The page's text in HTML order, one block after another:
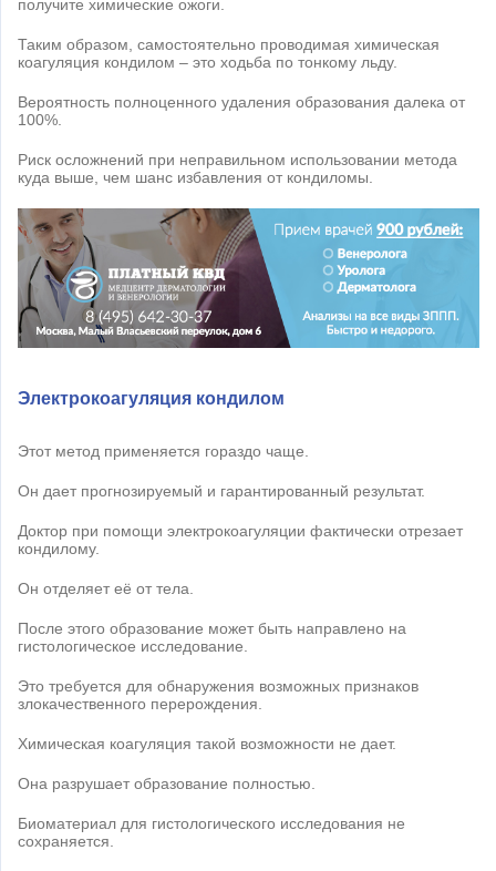
получите химические ожоги.
Таким образом, самостоятельно проводимая химическая
коагуляция кондилом – это ходьба по тонкому льду.
Вероятность полноценного удаления образования далека от
100%.
Риск осложнений при неправильном использовании метода
куда выше, чем шанс избавления от кондиломы.
Электрокоагуляция кондилом
Этот метод применяется гораздо чаще.
Он дает прогнозируемый и гарантированный результат.
Доктор при помощи электрокоагуляции фактически отрезает
кондилому.
Он отделяет её от тела.
После этого образование может быть направлено на
гистологическое исследование.
Это требуется для обнаружения возможных признаков
злокачественного перерождения.
Химическая коагуляция такой возможности не дает.
Она разрушает образование полностью.
Биоматериал для гистологического исследования не
сохраняется.